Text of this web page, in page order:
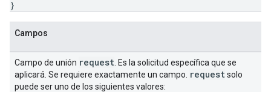
}
Campos
Campo de unión request . Es la solicitud específica que se
aplicará. Se requiere exactamente un campo. requestsolo
puede ser uno de los siguientes valores: